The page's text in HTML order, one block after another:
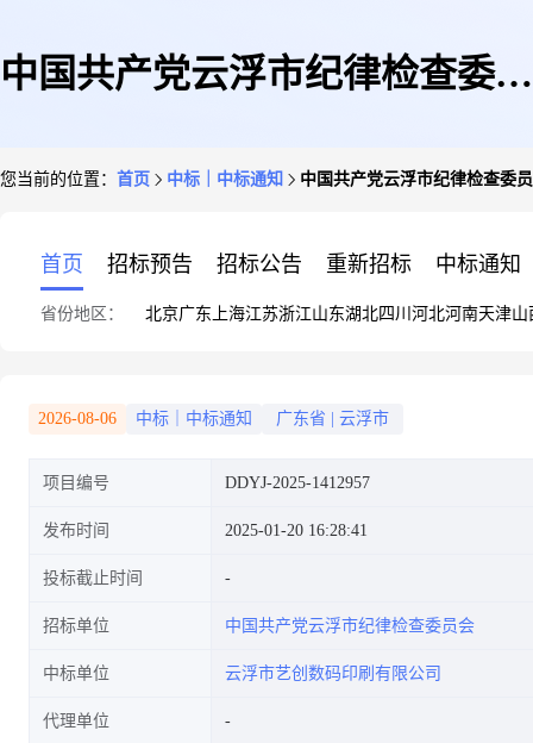
中国共产党云浮市纪律检查委员
您当前的位置： 首页 中标｜中标通知 中国共产党云浮市纪律检查委
首页 招标预告 招标公告 重新招标 中标通知
省份地区： 北京广东 上海江苏浙江山东湖北四川 河北河南天津山
2026-08-06 中标｜中标通知 广东省 云浮市
项目编号 DDYJ-2025-1412957
发布时间 2025-01-20 16:28:41
投标截止时间
招标单位 中国共产党云浮市纪律检查委员会
中标单位 云浮市艺创数码印刷有限公司
代理单位